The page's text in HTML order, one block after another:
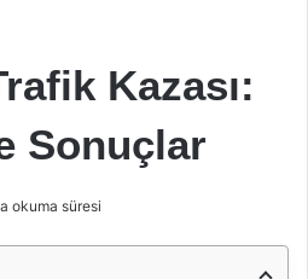
Kazası:
Sonuçlar
okuma süresi